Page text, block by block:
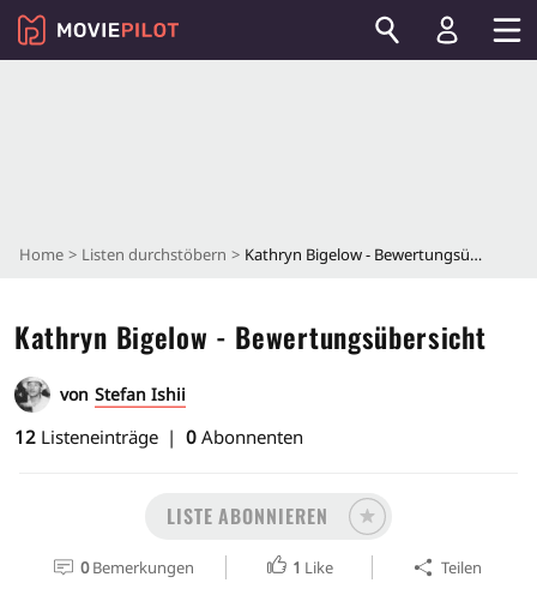
Home Listen durchstöbern Kathryn Bigelow - Bewertungsübersicht
Kathryn Bigelow - Bewertungsübersicht
von Stefan Ishii
12 Listeneinträge 0 Abonnenten
LISTE ABONNIEREN
0 Bemerkungen 1 Like Teilen